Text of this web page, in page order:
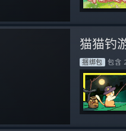
猫猫钓
捆绑包 包含